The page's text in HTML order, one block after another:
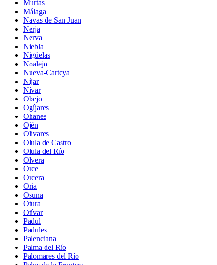
Murtas
Málaga
Navas de San Juan
Nerja
Nerva
Niebla
Nigüelas
Noalejo
Nueva-Carteya
Níjar
Nívar
Obejo
Ogíjares
Ohanes
Ojén
Olivares
Olula de Castro
Olula del Río
Olvera
Orce
Orcera
Oria
Osuna
Otura
Otívar
Padul
Padules
Palenciana
Palma del Río
Palomares del Río